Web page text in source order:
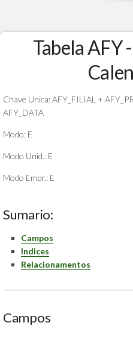
Tabela AFY
Chave Unica: AFY_FILIAL +
AFY_DATA
Modo: E
Modo Unid.: E
Modo Empr.: E
Sumario:
Campos
Indices
Relacionamentos
Campos